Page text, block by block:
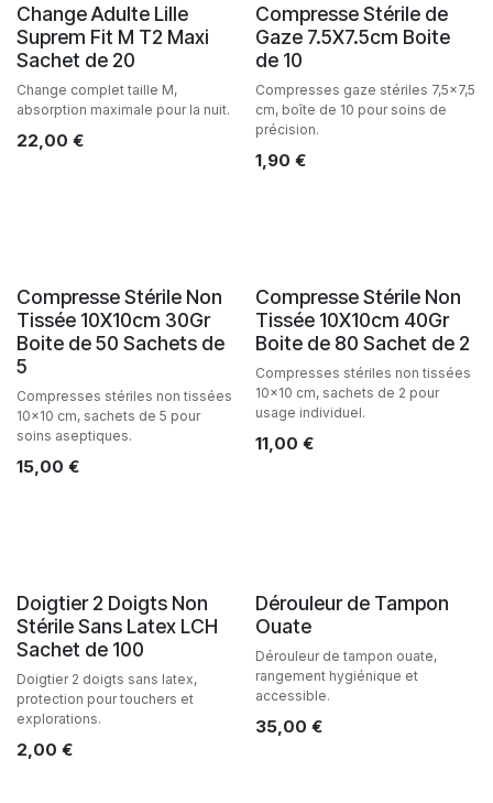
Change Adulte Lille
Suprem Fit M T2 Maxi
Sachet de 20
Change complet taille M,
absorption maximale pour la nuit.
22,00 €
Compresse Stérile de
Gaze 7.5X7.5cm Boite
de 10
Compresses gaze stériles 7,5x7,5
cm, boîte de 10 pour soins de
précision.
1,90 €
Compresse Stérile Non
Tissée 10X10cm 30Gr
Boite de 50 Sachets de
5
Compresses stériles non tissées
10x10 cm, sachets de 5 pour
soins aseptiques.
15,00 €
Compresse Stérile Non
Tissée 10X10cm 40Gr
Boite de 80 Sachet de 2
Compresses stériles non tissées
10x10 cm, sachets de 2 pour
usage individuel.
11,00 €
Doigtier 2 Doigts Non
Stérile Sans Latex LCH
Sachet de 100
Doigtier 2 doigts sans latex,
protection pour touchers et
explorations.
2,00 €
Dérouleur de Tampon
Ouate
Dérouleur de tampon ouate,
rangement hygiénique et
accessible.
35,00 €